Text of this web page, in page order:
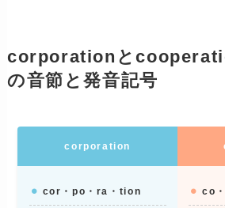
corporationと
の音節と発音記号
corporation
cor・po・ra・tion co